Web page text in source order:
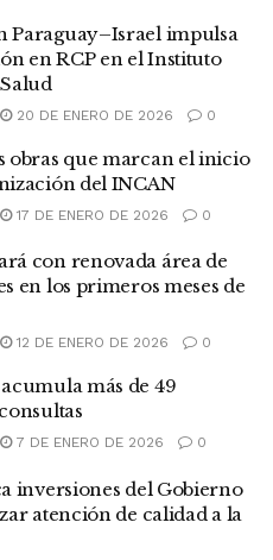
Paraguay–Israel impulsa
en RCP en el Instituto
20 DE ENERO DE 2026 0
obras que marcan el inicio
del INCAN
17 DE ENERO DE 2026 0
con renovada área de
en los primeros meses de
12 DE ENERO DE 2026 0
más de 49
7 DE ENERO DE 2026 0
inversiones del Gobierno
atención de calidad a la